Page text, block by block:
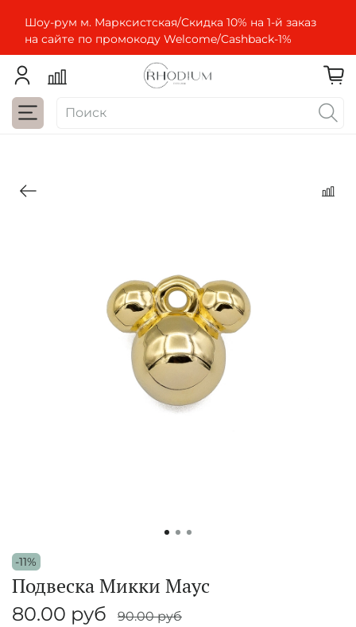
Шоу-рум м. Марксистская/Скидка 10% на 1-й заказ
на сайте по промокоду Welcome/Cashbaсk-1%
-11%
Подвеска Микки Маус
80.00 руб 90.00 руб